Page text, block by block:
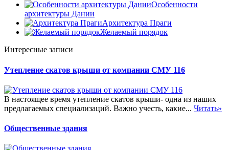
Особенности
архитектуры Дании
Архитектура Праги
Желаемый порядок
Интересные записи
Утепление скатов крыши от компании СМУ 116
В настоящее время утепление скатов крыши- одна из наших
предлагаемых специализаций. Важно учесть, какие... Читать»
Общественные здания